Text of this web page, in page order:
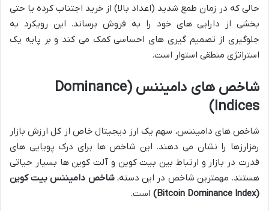
حالی که در زمان طمع شدید (اعداد بالا) از خرید اجتناب کرده یا حتی
بخشی از دارایی های خود را به فروش برساند. این رویکرد به
جلوگیری از تصمیم گیری های احساسی کمک می کند و بر پایه یک
استراتژی منطقی استوار است.
شاخص های دامیننس (Dominance
Indices)
شاخص های دامیننس، سهم یک ارز دیجیتال خاص از کل ارزش بازار
رمزارزها را نشان می دهند. این شاخص ها برای درک پویایی های
قدرت در بازار و ارتباط بین بیت کوین و آلت کوین ها بسیار حیاتی
هستند. مهمترین شاخص در این دسته،شاخص دامیننس بیت کوین
(Bitcoin Dominance Index)
است.